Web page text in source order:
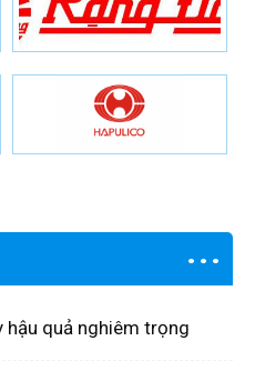
hậu quả nghiêm trọng